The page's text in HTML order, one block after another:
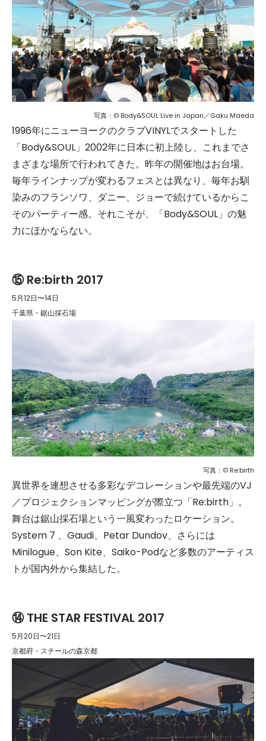
写真：© Body&SOUL Live in Japan／Gaku Maeda
1996年にニューヨークのクラブVINYLでスタートした
「Body&SOUL」2002年に日本に初上陸し、これまでさ
まざまな場所で行われてきた。昨年の開催地はお台場。
毎年ラインナップが変わるフェスとは異なり、毎年お馴
染みのフランソワ、ダニー、ジョーで続けているからこ
そのパーティー感。それこそが、「Body&SOUL」の魅
力にほかならない。
⑮ Re:birth 2017
5月12日〜14日
千葉県・鋸山採石場
写真：© Re:birth
異世界を連想させる多彩なデコレーションや最先端のVJ
／プロジェクションマッピングが際立つ「Re:birth」。
舞台は鋸山採石場という一風変わったロケーション。
System 7 、Gaudi、Petar Dundov、さらには
Minilogue、Son Kite、Saiko-Podなど多数のアーティス
トが国内外から集結した。
⑭ THE STAR FESTIVAL 2017
5月20日〜21日
京都府・スチールの森京都